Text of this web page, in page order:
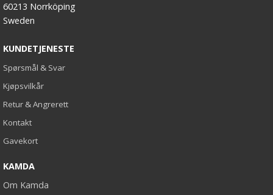
60213 Norrköping
Sweden
KUNDETJENESTE
Spørsmål & Svar
Kjøpsvilkår
Retur & Angrerett
Kontakt
Gavekort
KAMDA
Om Kamda